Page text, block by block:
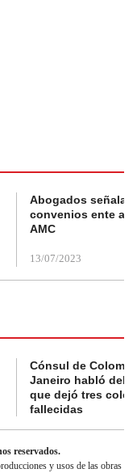
Abogados
convenios ente
AMC
13/07/2023
Cónsul de
Janeiro habló del
que dejó tres
fallecidas
reservados.
y usos de las obras